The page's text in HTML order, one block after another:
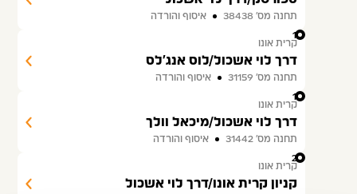
תחנה מס׳ 38438 איסוף והורדה
18
קרית אונו
דרך לוי אשכול/לוס אנג'לס
תחנה מס׳ 31159 איסוף והורדה
19
קרית אונו
דרך לוי אשכול/מיכאל וולך
תחנה מס׳ 31442 איסוף והורדה
20
קרית אונו
קניון קרית אונו/דרך לוי אשכול